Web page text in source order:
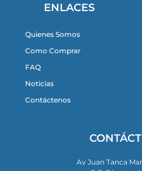
ENLACES
Quienes Somos
Como Comprar
FAQ
Noticias
Contáctenos
Av Juan Tanca